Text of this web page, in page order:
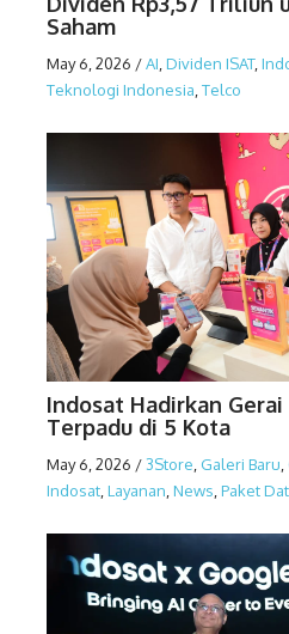
Saham
May 6, 2026 /AI Dividen ISAT,
Teknologi Indonesia Telco
Indosat Hadirkan Gerai
Terpadu di 5 Kota
May 6, 2026 /3Store Galeri Baru
Indosat Layanan News Paket